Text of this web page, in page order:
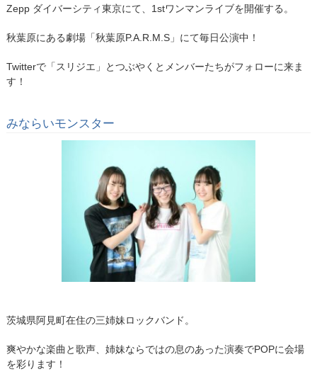
Zepp ダイバーシティ東京にて、1stワンマンライブを開催する。
秋葉原にある劇場「秋葉原P.A.R.M.S」にて毎日公演中！
Twitterで「スリジエ」とつぶやくとメンバーたちがフォローに来ま
す！
みならいモンスター
茨城県阿見町在住の三姉妹ロックバンド。
爽やかな楽曲と歌声、姉妹ならではの息のあった演奏でPOPに会場
を彩ります！